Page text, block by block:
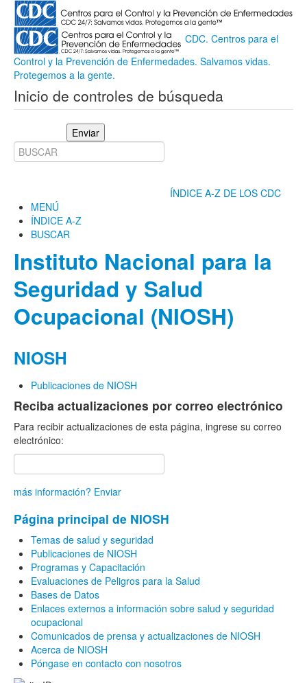
CDC. Centros para el
Control y la Prevención de Enfermedades. Salvamos vidas.
Protegemos a la gente.
Inicio de controles de búsqueda
Enviar
ÍNDICE A-Z DE LOS CDC
MENÚ
ÍNDICE A-Z
BUSCAR
Instituto Nacional para la
Seguridad y Salud
Ocupacional (NIOSH)
NIOSH
Publicaciones de NIOSH
Reciba actualizaciones por correo electrónico
Para recibir actualizaciones de esta página, ingrese su correo
electrónico:
más información? Enviar
Página principal de NIOSH
Temas de salud y seguridad
Publicaciones de NIOSH
Programas y Capacitación
Evaluaciones de Peligros para la Salud
Bases de Datos
Enlaces externos a información sobre salud y seguridad
ocupacional
Comunicados de prensa y actualizaciones de NIOSH
Acerca de NIOSH
Póngase en contacto con nosotros